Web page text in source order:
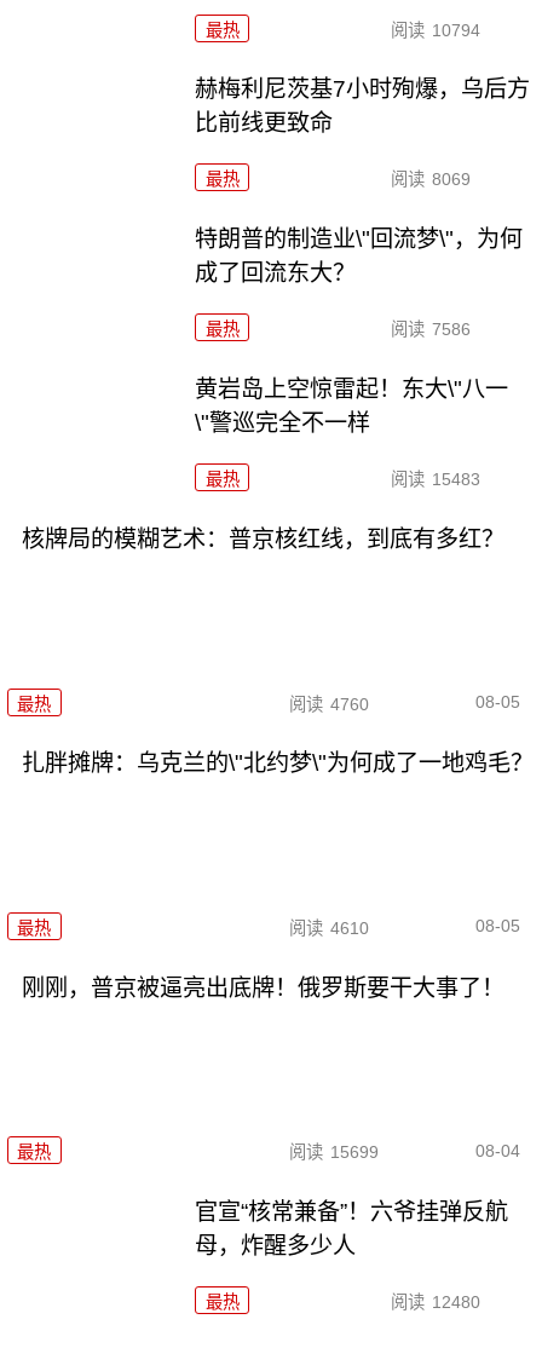
最热 阅读 10794
赫梅利尼茨基7小时殉爆，乌后方
比前线更致命
最热 阅读 8069
特朗普的制造业\"回流梦\"，为何
成了回流东大？
最热 阅读 7586
黄岩岛上空惊雷起！东大\"八一
\"警巡完全不一样
最热 阅读 15483
核牌局的模糊艺术：普京核红线，到底有多红？
最热 阅读 4760 08-05
扎胖摊牌：乌克兰的\"北约梦\"为何成了一地鸡毛？
最热 阅读 4610 08-05
刚刚，普京被逼亮出底牌！俄罗斯要干大事了！
最热 阅读 15699 08-04
官宣“核常兼备”！六爷挂弹反航
母，炸醒多少人
最热 阅读 12480